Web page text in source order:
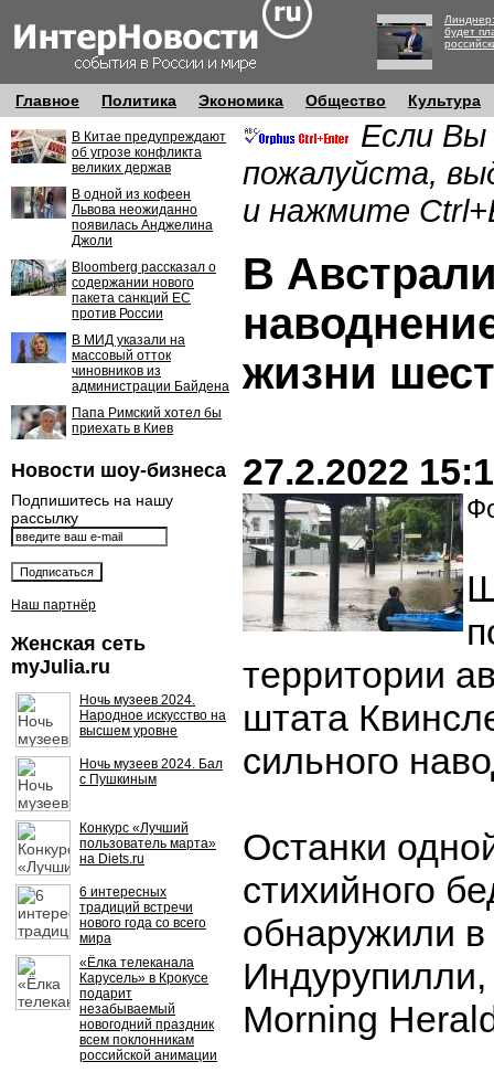
будет
Главное Политика Экономика Общество Культура
В Китае предупреждают
об угрозе конфликта
великих держав
В одной из кофеен
Львова неожиданно
появилась Анджелина
Джоли
Bloomberg рассказал о
содержании нового
пакета санкций ЕС
против России
В МИД указали на
массовый отток
чиновников из
администрации Байдена
Папа Римский хотел бы
приехать в Киев
Новости шоу-бизнеса
Подпишитесь на нашу
рассылку
Наш партнёр
Женская сеть
myJulia.ru
Ночь музеев 2024.
Народное искусство на
высшем уровне
Ночь музеев 2024. Бал
с Пушкиным
Конкурс «Лучший
пользователь марта»
на Diets.ru
6 интересных
традиций встречи
нового года со всего
мира
«Ёлка телеканала
Карусель» в Крокусе
подарит
незабываемый
новогодний праздник
всем поклонникам
российской анимации
Если Вы
пожалуйста,
и нажмите
В
жизни
27.2.2022
территории
штата
сильного
Останки
стихийного
обнаружили в
Morning